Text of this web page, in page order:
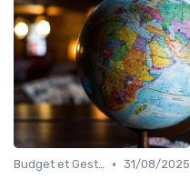
Budget et Gestion des Finances Personnelles • 31/08/2025